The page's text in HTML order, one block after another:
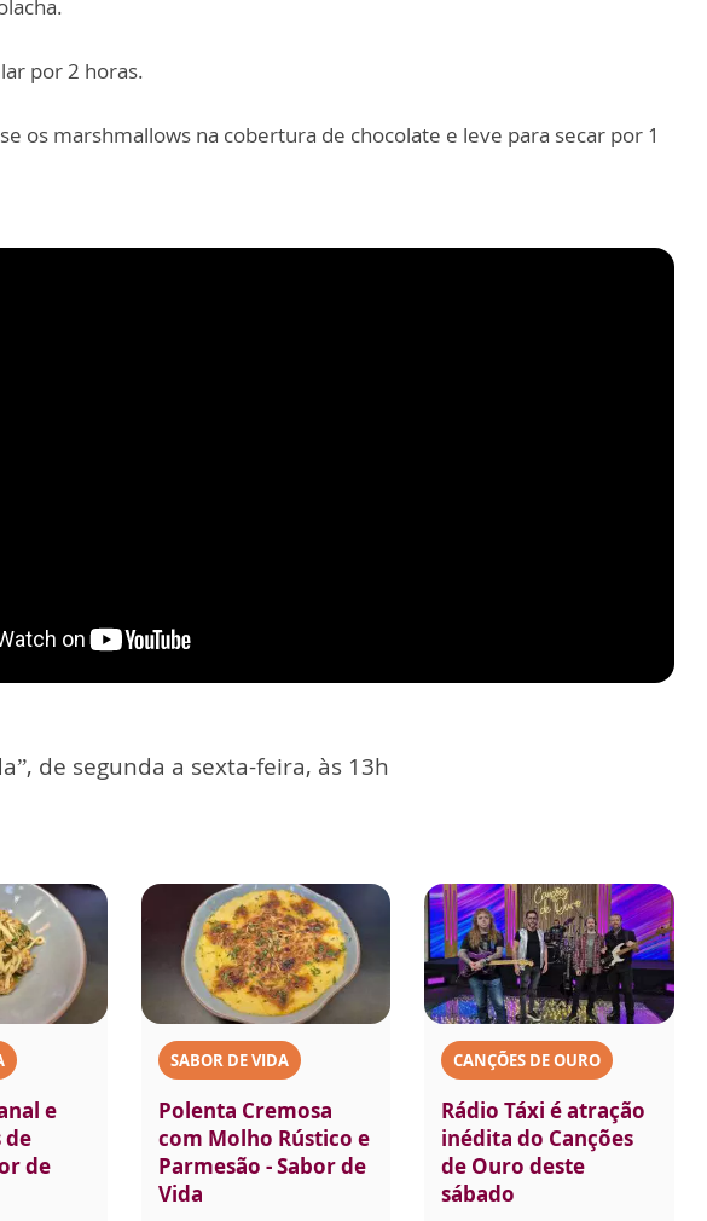
por 2 horas.
os marshmallows na cobertura de chocolate e leve para secar por 1
de segunda a sexta-feira, às 13h
e
de
de
SABOR DE VIDA
Polenta Cremosa
com Molho Rústico e
Parmesão - Sabor de
Vida
CANÇÕES DE OURO
Rádio Táxi é atração
inédita do Canções
de Ouro deste
sábado